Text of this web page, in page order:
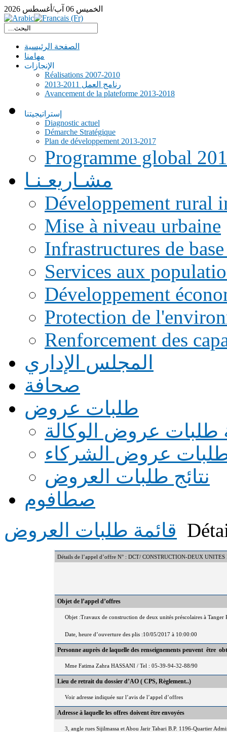
الخميس 06 آب/أغسطس 2026
الصفحة الرئيسية
مهامنا
الإنجازات
Réalisations 2007-2010
رنامج العمل 2011-2013
Avancement de la plateforme 2013-2018
إستراتيجيتنا
Diagnostic actuel
Démarche Stratégique
Plan de développement 2013-2017
Programme global
مشـاريعـنـا
Développement rural
Mise à niveau urbaine
Infrastructures de
Services aux
Développement
Protection de
Renforcement des
المجلس الإداري
صحافة
طلبات عروض
طلبات عروض الوكالة
طلبات عروض الشركاء
نتائج طلبات العروض
صطافوم
قائمة طلبات العروض
Détails de l’appel d’offre N° : DCT/ CONSTRUCTION-DEUX
Objet de l’appel d’offres
Objet :Travaux de construction de deux unités préscolaires à Tanger
Date, heure d’ouverture des plis :10/05/2017 à 10:00:00
Personne auprès de laquelle des renseignements peuvent être
Mme Fatima Zahra HASSANI / Tel : 05-39-94-32-88/90
Lieu de retrait du dossier d’AO ( CPS, Règlement..)
Voir adresse indiquée sur l’avis de l’appel d’offres
Adresse à laquelle les offres doivent être envoyées
3, angle rues Sijilmassa et Abou Jarir Tabari B.P. 1196-Quartier